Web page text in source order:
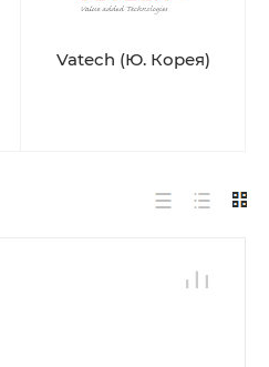
Vatech (Ю. Корея)